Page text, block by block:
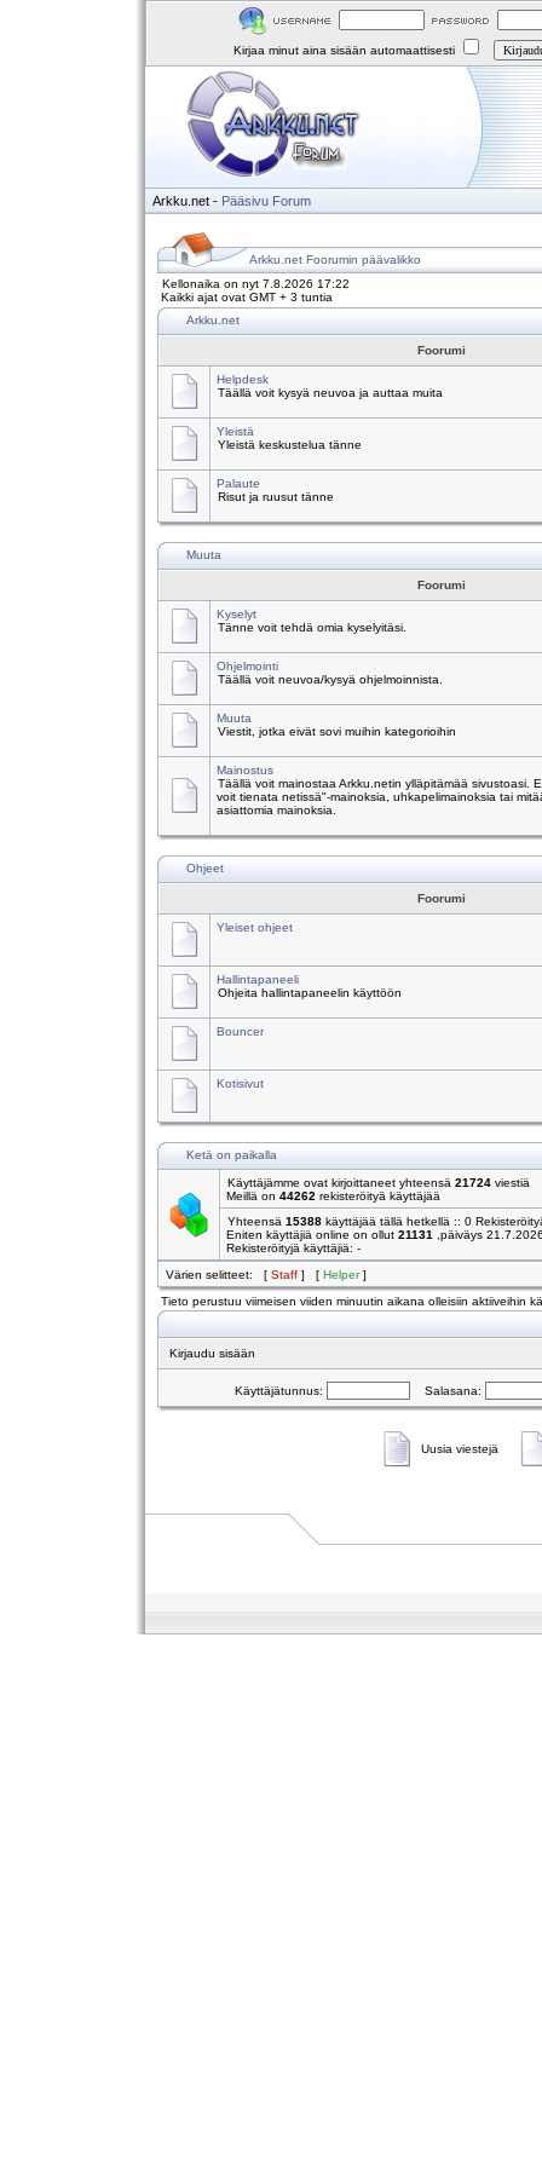
Kirjaa minut aina sisään automaattisesti
Arkku.net - Pääsivu Forum
Arkku.net Foorumin päävalikko
Kellonaika on nyt 7.8.2026 17:22
Kaikki ajat ovat GMT + 3 tuntia
Arkku.net
Foorumi
Helpdesk
Täällä voit kysyä neuvoa ja auttaa muita
Yleistä
Yleistä keskustelua tänne
Palaute
Risut ja ruusut tänne
Muuta
Foorumi
Kyselyt
Tänne voit tehdä omia kyselyitäsi.
Ohjelmointi
Täällä voit neuvoa/kysyä ohjelmoinnista.
Muuta
Viestit, jotka eivät sovi muihin kategorioihin
Mainostus
Täällä voit mainostaa Arkku.netin ylläpitämää sivustoasi.
voit tienata netissä"-mainoksia, uhkapelimainoksia tai
asiattomia mainoksia.
Ohjeet
Foorumi
Yleiset ohjeet
Hallintapaneeli
Ohjeita hallintapaneelin käyttöön
Bouncer
Kotisivut
Ketä on paikalla
Käyttäjämme ovat kirjoittaneet yhteensä 21724 viestiä
Meillä on 44262 rekisteröityä käyttäjää
Yhteensä 15388 käyttäjää tällä hetkellä :: 0
Eniten käyttäjiä online on ollut 21131
,päiväys
Rekisteröityjä käyttäjiä: -
Värien selitteet: [ Staff ] [ Helper]
Tieto perustuu viimeisen viiden minuutin aikana olleisiin aktiiveihin
Kirjaudu sisään
Käyttäjätunnus: Salasana:
Uusia viestejä